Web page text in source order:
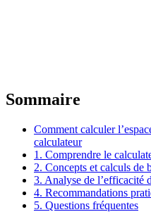
Sommaire
Comment calculer
calculateur
1. Comprendre le
2. Concepts et calculs de
3. Analyse de l’efficacité
4. Recommandations
5. Questions fréquentes